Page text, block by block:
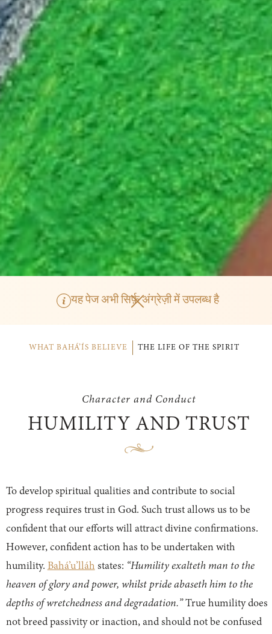
यह पेज अभी सिर्फ़ अंग्रेज़ी में उपलब्ध है
WHAT BAHÁ’ÍS BELIEVE THE LIFE OF THE SPIRIT
Character and Conduct
HUMILITY AND TRUST
To develop spiritual qualities and contribute to social
progress requires trust in God. Such trust allows us to be
confident that our efforts will attract divine confirmations.
However, confident action has to be undertaken with
humility. Bahá’u’lláh states: “Humility exalteth man to the
heaven of glory and power, whilst pride abaseth him to the
depths of wretchedness and degradation.”True humility does
not breed passivity or inaction, and should not be confused